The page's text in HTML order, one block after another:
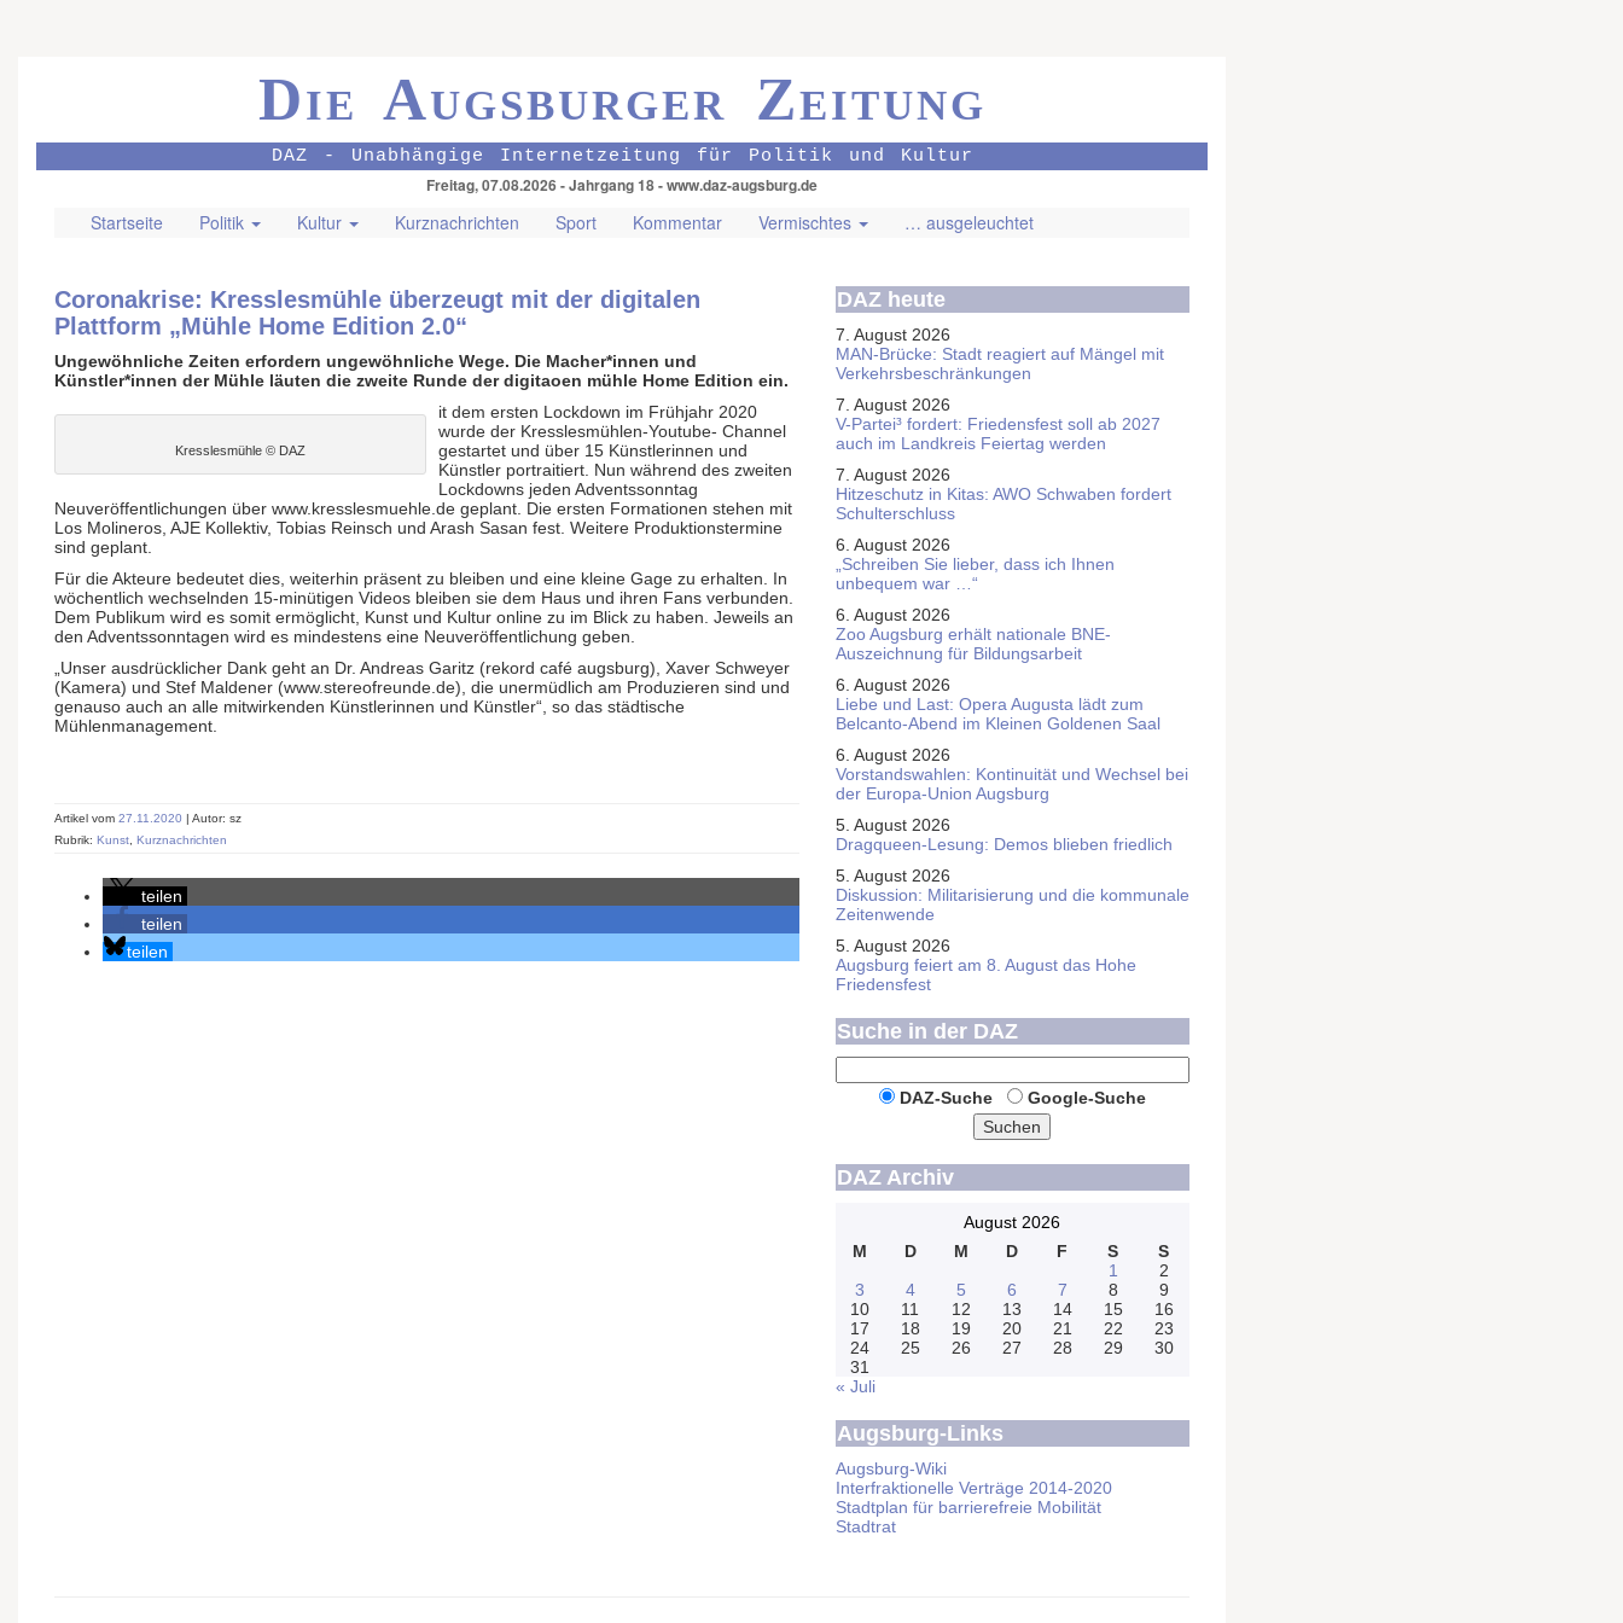
Die Augsburger Zeitung
DAZ - Unabhängige Internetzeitung für Politik und Kultur
Freitag, 07.08.2026 - Jahrgang 18 - www.daz-augsburg.de
Startseite Politik Kultur Kurznachrichten Sport Kommentar Vermischtes … ausgeleuchtet
Coronakrise: Kresslesmühle überzeugt mit der digitalen
Plattform „Mühle Home Edition 2.0“
Ungewöhnliche Zeiten erfordern ungewöhnliche Wege. Die Macher*innen und
Künstler*innen der Mühle läuten die zweite Runde der digitaoen mühle Home Edition ein.
Kresslesmühle © DAZ
it dem ersten Lockdown im Frühjahr 2020
wurde der Kresslesmühlen-Youtube- Channel
gestartet und über 15 Künstlerinnen und
Künstler portraitiert. Nun während des zweiten
Lockdowns jeden Adventssonntag
Neuveröffentlichungen über www.kresslesmuehle.de geplant. Die ersten Formationen stehen mit
Los Molineros, AJE Kollektiv, Tobias Reinsch und Arash Sasan fest. Weitere Produktionstermine
sind geplant.
Für die Akteure bedeutet dies, weiterhin präsent zu bleiben und eine kleine Gage zu erhalten. In
wöchentlich wechselnden 15-minütigen Videos bleiben sie dem Haus und ihren Fans verbunden.
Dem Publikum wird es somit ermöglicht, Kunst und Kultur online zu im Blick zu haben. Jeweils an
den Adventssonntagen wird es mindestens eine Neuveröffentlichung geben.
„Unser ausdrücklicher Dank geht an Dr. Andreas Garitz (rekord café augsburg), Xaver Schweyer
(Kamera) und Stef Maldener (www.stereofreunde.de), die unermüdlich am Produzieren sind und
genauso auch an alle mitwirkenden Künstlerinnen und Künstler“, so das städtische
Mühlenmanagement.
Artikel vom 27.11.2020 | Autor: sz
Rubrik: Kunst Kurznachrichten
teilen
teilen
teilen
DAZ heute
7. August 2026
MAN-Brücke: Stadt reagiert auf Mängel mit
Verkehrsbeschränkungen
7. August 2026
V-Partei­³ fordert: Friedens­fest soll ab 2027
auch im Land­kreis Feier­tag werden
7. August 2026
Hitzeschutz in Kitas: AWO Schwaben fordert
Schulterschluss
6. August 2026
„Schreiben Sie lieber, dass ich Ihnen
unbequem war …“
6. August 2026
Zoo Augsburg erhält nationale BNE-
Auszeichnung für Bildungsarbeit
6. August 2026
Liebe und Last: Opera Augusta lädt zum
Belcanto-Abend im Kleinen Goldenen Saal
6. August 2026
Vorstandswahlen: Kontinuität und Wechsel bei
der Europa-Union Augsburg
5. August 2026
Dragqueen-Lesung: Demos blieben friedlich
5. August 2026
Diskussion: Mi­li­ta­ri­sie­rung und die kommunale
Zeitenwende
5. August 2026
Augsburg feiert am 8. August das Hohe
Friedensfest
Suche in der DAZ
DAZ-Suche
Google-Suche
Suchen
DAZ Archiv
August 2026
M
D M D F S
S
1
2
3
4 5 6 7 8
9
10
11 12 13 14 15
16
17
18 19 20 21 22
23
24
25 26 27 28 29
30
31
« Juli
Augsburg-Links
Augsburg-Wiki
Interfraktionelle Verträge 2014-2020
Stadtplan für barrierefreie Mobilität
Stadtrat